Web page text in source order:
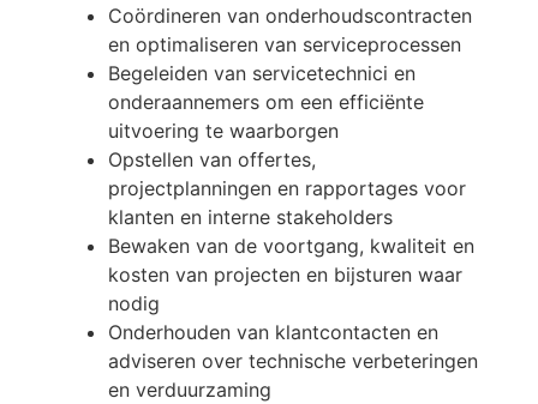
Coördineren van onderhoudscontracten
en optimaliseren van serviceprocessen
Begeleiden van servicetechnici en
onderaannemers om een efficiënte
uitvoering te waarborgen
Opstellen van offertes,
projectplanningen en rapportages voor
klanten en interne stakeholders
Bewaken van de voortgang, kwaliteit en
kosten van projecten en bijsturen waar
nodig
Onderhouden van klantcontacten en
adviseren over technische verbeteringen
en verduurzaming